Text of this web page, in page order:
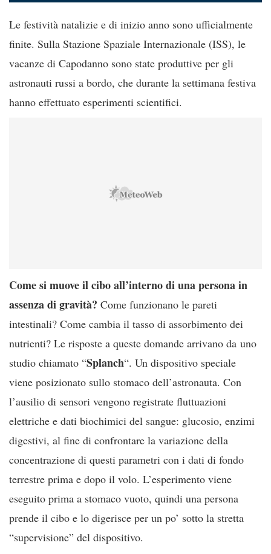
Le festività natalizie e di inizio anno sono ufficialmente
finite. Sulla Stazione Spaziale Internazionale (ISS), le
vacanze di Capodanno sono state produttive per gli
astronauti russi a bordo, che durante la settimana festiva
hanno effettuato esperimenti scientifici.
Come si muove il cibo all’interno di una persona in
assenza di gravità? Come funzionano le pareti
intestinali? Come cambia il tasso di assorbimento dei
nutrienti? Le risposte a queste domande arrivano da uno
studio chiamato “Splanch“. Un dispositivo speciale
viene posizionato sullo stomaco dell’astronauta. Con
l’ausilio di sensori vengono registrate fluttuazioni
elettriche e dati biochimici del sangue: glucosio, enzimi
digestivi, al fine di confrontare la variazione della
concentrazione di questi parametri con i dati di fondo
terrestre prima e dopo il volo. L’esperimento viene
eseguito prima a stomaco vuoto, quindi una persona
prende il cibo e lo digerisce per un po’ sotto la stretta
“supervisione” del dispositivo.